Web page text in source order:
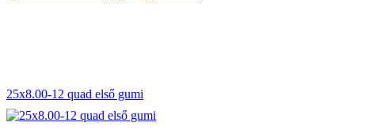
25x8.00-12 quad első gumi